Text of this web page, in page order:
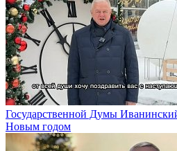
Государственной Думы
Новым годом